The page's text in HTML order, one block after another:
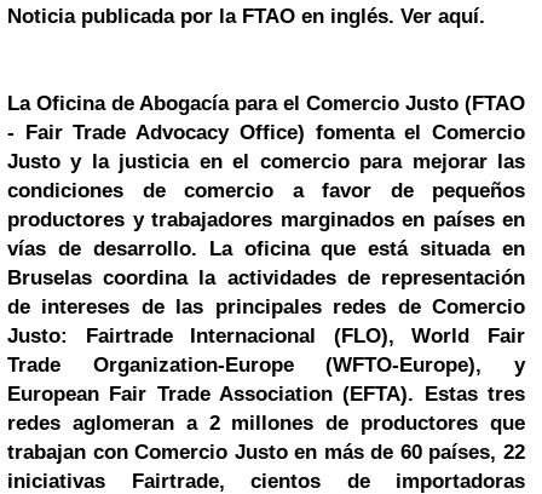
Noticia publicada por la FTAO en inglés. Ver aquí.
La Oficina de Abogacía para el Comercio Justo (FTAO
- Fair Trade Advocacy Office) fomenta el Comercio
Justo y la justicia en el comercio para mejorar las
condiciones de comercio a favor de pequeños
productores y trabajadores marginados en países en
vías de desarrollo. La oficina que está situada en
Bruselas coordina la actividades de representación
de intereses de las principales redes de Comercio
Justo: Fairtrade Internacional (FLO), World Fair
Trade Organization-Europe (WFTO-Europe), y
European Fair Trade Association (EFTA). Estas tres
redes aglomeran a 2 millones de productores que
trabajan con Comercio Justo en más de 60 países, 22
iniciativas Fairtrade, cientos de importadoras